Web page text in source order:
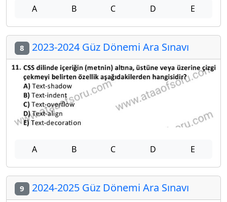
A B C D E
8 2023-2024 Güz Dönemi Ara Sınavı
A B C D E
9 2024-2025 Güz Dönemi Ara Sınavı